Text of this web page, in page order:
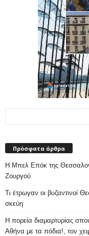
Πρόσφατα άρθρα
Η Μπελ Επόκ της
Ζουργού
Τι έτρωγαν οι βυζαντινοί
σκεύη
Η πορεία διαμαρτυρίας
Αθήνα με τα πόδια!, τον